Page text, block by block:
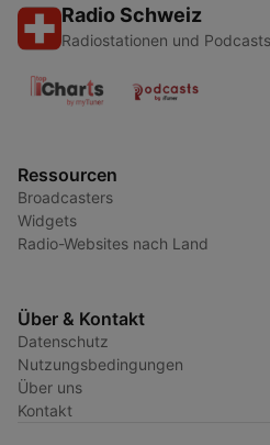
Radio Schweiz
Radiostationen und Podcasts
Ressourcen
Broadcasters
Widgets
Radio-Websites nach Land
Über & Kontakt
Datenschutz
Nutzungsbedingungen
Über uns
Kontakt